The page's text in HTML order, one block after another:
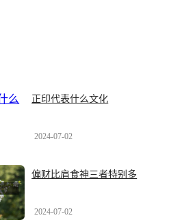
正印代表什么文化
2024-07-02
偏财比肩食神三者特别多
2024-07-02